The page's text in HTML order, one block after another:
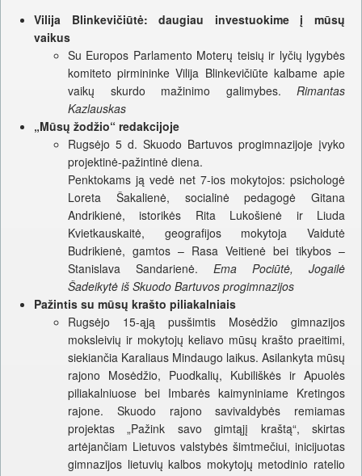
Vilija Blinkevičiūtė: daugiau investuokime į mūsų
vaikus
Su Europos Parlamento Moterų teisių ir lyčių lygybės
komiteto pirmininke Vilija Blinkevičiūte kalbame apie
vaikų skurdo mažinimo galimybes. Rimantas
Kazlauskas
„Mūsų žodžio“ redakcijoje
Rugsėjo 5 d. Skuodo Bartuvos progimnazijoje įvyko
projektinė-pažintinė diena.
Penktokams ją vedė net 7-ios mokytojos: psichologė
Loreta Šakalienė, socialinė pedagogė Gitana
Andrikienė, istorikės Rita Lukošienė ir Liuda
Kvietkauskaitė, geografijos mokytoja Vaidutė
Budrikienė, gamtos – Rasa Veitienė bei tikybos –
Stanislava Sandarienė. Ema Pociūtė, Jogailė
Šadeikytė iš Skuodo Bartuvos progimnazijos
Pažintis su mūsų krašto piliakalniais
Rugsėjo 15-ąją pusšimtis Mosėdžio gimnazijos
moksleivių ir mokytojų keliavo mūsų krašto praeitimi,
siekiančia Karaliaus Mindaugo laikus. Asilankyta mūsų
rajono Mosėdžio, Puodkalių, Kubiliškės ir Apuolės
piliakalniuose bei Imbarės kaimyniniame Kretingos
rajone. Skuodo rajono savivaldybės remiamas
projektas „Pažink savo gimtąjį kraštą“, skirtas
artėjančiam Lietuvos valstybės šimtmečiui, inicijuotas
gimnazijos lietuvių kalbos mokytojų metodinio ratelio